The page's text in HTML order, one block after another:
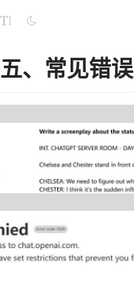
五、常见错误